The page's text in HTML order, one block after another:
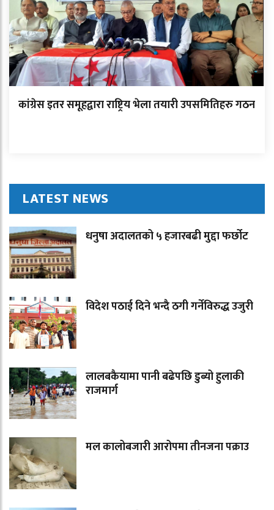
कांग्रेस इतर समूहद्वारा राष्ट्रिय भेला तयारी उपसमितिहरु गठन
LATEST NEWS
धनुषा अदालतको ५ हजारबढी मुद्दा फर्छोट
विदेश पठाई दिने भन्दै ठगी गर्नेविरुद्ध उजुरी
लालबकैयामा पानी बढेपछि डुब्यो हुलाकी
राजमार्ग
मल कालोबजारी आरोपमा तीनजना पक्राउ